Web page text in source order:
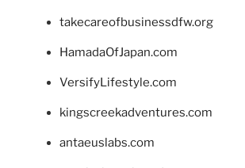
takecareofbusinessdfw.org
HamadaOfJapan.com
VersifyLifestyle.com
kingscreekadventures.com
antaeuslabs.com